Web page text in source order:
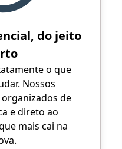
do jeito
o que
Nossos
de
e direto ao
mais cai na